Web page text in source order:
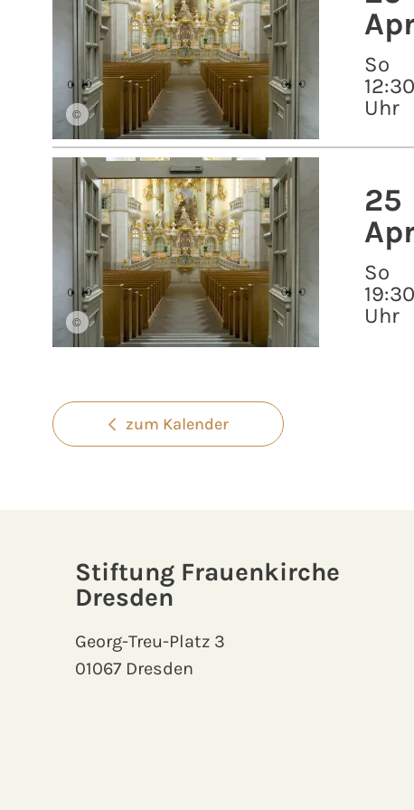
©
So
Uhr
©
25
So
Uhr
zum Kalender
Stiftung Frauenkirche
Dresden
Georg-Treu-Platz 3
01067 Dresden